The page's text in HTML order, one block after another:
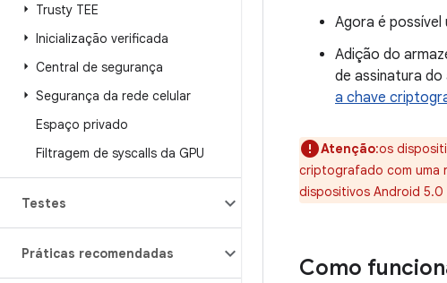
Trusty TEE
Inicialização verificada
Central de segurança
Segurança da rede celular
Espaço privado
Filtragem de syscalls da GPU
Testes
Práticas recomendadas
Agora é
Adição do
de assinatura do
a chave
Atenção:os
criptografado com uma
dispositivos Android
Como